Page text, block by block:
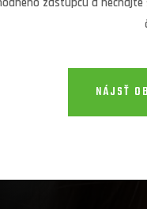
NÁJSŤ